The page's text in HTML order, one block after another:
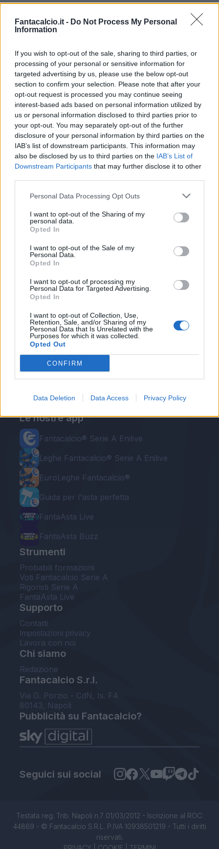
Fantacalcio.it - Do Not Process My Personal
Information
If you wish to opt-out of the sale, sharing to third parties, or
processing of your personal or sensitive information for
targeted advertising by us, please use the below opt-out
section to confirm your selection. Please note that after your
opt-out request is processed you may continue seeing
interest-based ads based on personal information utilized by
us or personal information disclosed to third parties prior to
your opt-out. You may separately opt-out of the further
disclosure of your personal information by third parties on the
IAB’s list of downstream participants. This information may
also be disclosed by us to third parties on the IAB’s List of
Downstream Participants that may further disclose it to other
Personal Data Processing Opt Outs
I want to opt-out of the Sharing of my
personal data.
Opted In
I want to opt-out of the Sale of my
Personal Data.
Opted In
I want to opt-out of processing my
Personal Data for Targeted Advertising.
Opted In
I want to opt-out of Collection, Use,
Retention, Sale, and/or Sharing of my
Personal Data that Is Unrelated with the
Purposes for which it was collected.
Opted Out
CONFIRM
Data Deletion Data Access Privacy Policy
importante come lo scudetto, la Juve del futuro
parte da una consapevolezza: giocherà la
prossima Champions' League. Dettaglio che
sicuramente nuovi guadagni nelle casse
bianconere e soprattutto una nuova appetibilità
europea. Che la Juve dovrà essere brava a far
valere. Si, ma per chi?
Nel gennaio 2011 vennero versati 26,5 milioni
all’Ajax, oggi annualmente costa 1,8 milioni a
stagione. Di chi stiamo parlando? Di Suarez,
fuoriclasse uruguaiano del Liverpool che anche
dopo l'episodio razzista pare aver perso un pò di
tranquillità nella terra d'oltremanica. La Juve ha
già affidato ai suoi emissari inglesi un’offerta di
circa 25 milioni mentre al giocatore pare pronta
anni. Provarci non costa nulla, appuntamento a
tra pochi mesi.
Autore
Redazione Fantacalcio.it
Le nostre app
Fantacalcio® Serie A Enilive
Leghe Fantacalcio® Serie A Enilive
EuroLeghe Fantacalcio®
Guida per l'asta perfetta
FantaAsta Live
FantaAsta Buzz
Strumenti
Probabili formazioni
Voti Fantacalcio Serie A
Rigoristi Serie A
FantaAsta Live
Supporto
Contatti
Impostazioni privacy
Lavora con noi
Chi siamo
Redazione
Fantacalcio S.r.l.
Via G. Porzio - CdN, Is. F4
80143, Napoli
Pubblicità su Fantacalcio?
Seguici sui social
Testata reg. Trib. Napoli n.7 01/03/2012 - Iscrizione al ROC:
44869 - © Fantacalcio S.R.L. P.IVA 10938501219 - Tutti i diritti
riservati.